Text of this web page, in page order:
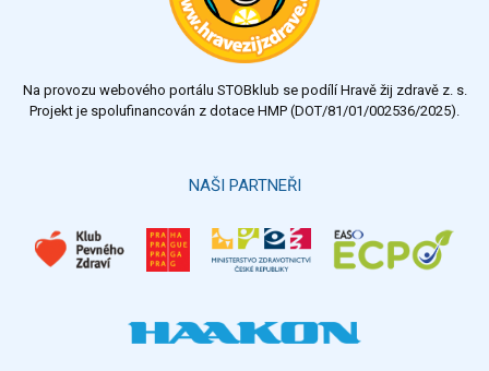
Výsledky Všechny ankety
Na provozu webového portálu STOBklub se podílí Hravě žij zdravě z. s.
Projekt je spolufinancován z dotace HMP (DOT/81/01/002536/2025).
NAŠI PARTNEŘI